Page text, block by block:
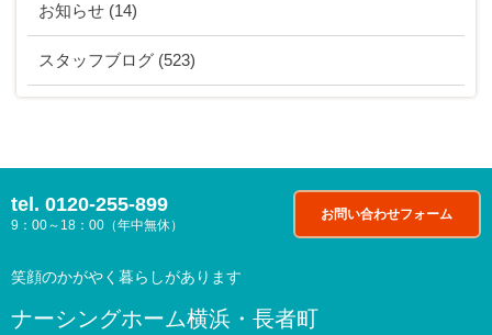
お知らせ (14)
スタッフブログ (523)
お問い合わせフォーム
tel. 0120-255-899
9：00～18：00（年中無休）
笑顔のかがやく暮らしがあります
ナーシングホーム横浜・長者町